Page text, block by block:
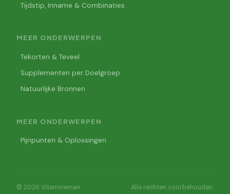
Tijdstip, Inname & Combinaties
MEER ONDERWERPEN
Tekorten & Teveel
Supplementen per Doelgroep
Natuurlijke Bronnen
MEER ONDERWERPEN
Pijnpunten & Oplossingen
© 2026 Vitamineman Alle rechten voorbehouden.